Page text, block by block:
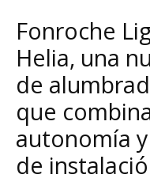
Fonroche
Helia, una
de
que
autonomía
de